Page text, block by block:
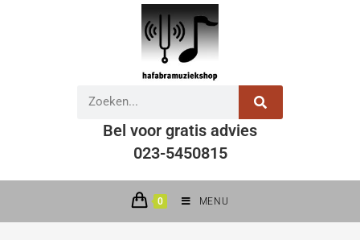
Bel voor gratis advies
023-5450815
0 MENU